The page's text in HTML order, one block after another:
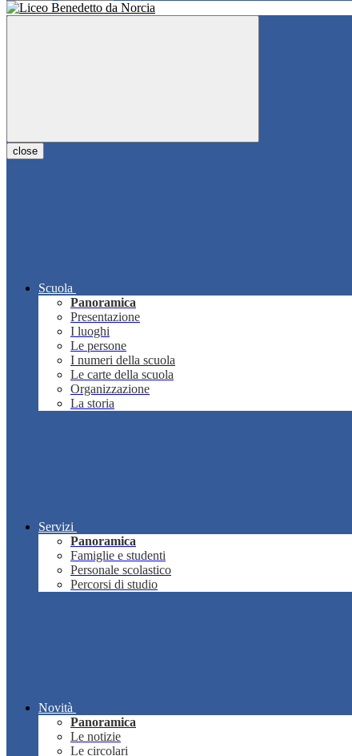
close
Scuola
Panoramica
Presentazione
I luoghi
Le persone
I numeri della scuola
Le carte della scuola
Organizzazione
La storia
Servizi
Panoramica
Famiglie e studenti
Personale scolastico
Percorsi di studio
Novità
Panoramica
Le notizie
Le circolari